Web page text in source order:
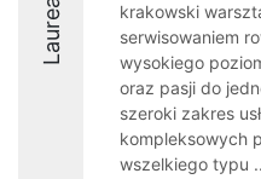
Laureaci
krakowski
serwisowaniem
wysokiego
oraz pasji do
szeroki zakres
kompleksowych
wszelkiego typu